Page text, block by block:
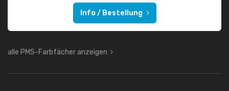
Info / Bestellung
alle PMS-Farbfächer anzeigen